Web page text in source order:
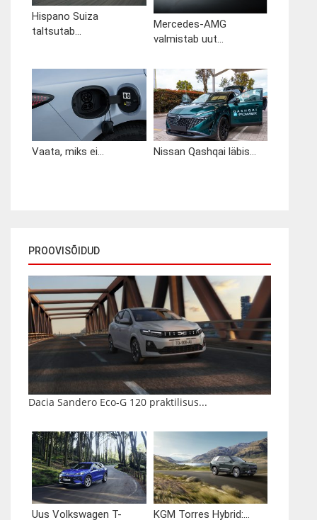
Hispano Suiza
taltsutab...
Mercedes-AMG
valmistab uut...
Vaata, miks ei... Nissan Qashqai läbis...
PROOVISÕIDUD
Dacia Sandero Eco-G 120 praktilisus...
Uus Volkswagen T-
KGM Torres Hybrid:...